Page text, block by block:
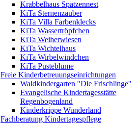
Krabbelhaus Spatzennest
KiTa Sternenzauber
KiTa Villa Farbenklecks
KiTa Wassertröpfchen
KiTa Weiherwiesen
KiTa Wichtelhaus
KiTa Wirbelwindchen
KiTa Pusteblume
Freie Kinderbetreuungseinrichtungen
Waldkindergarten "Die Frischlinge"
Evangelische Kindertagesstätte
Regenbogenland
Kinderkrippe Wunderland
Fachberatung Kindertagespflege